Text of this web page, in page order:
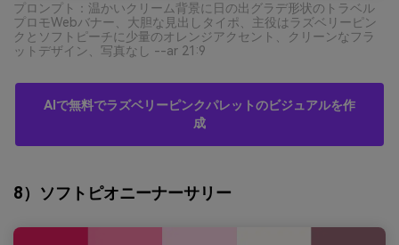
プロンプト：温かいクリーム背景に日の出グラデ形状のトラベル
プロモWebバナー、大胆な見出しタイポ、主役はラズベリーピン
クとソフトピーチに少量のオレンジアクセント、クリーンなフラ
ットデザイン、写真なし --ar 21:9
AIで無料でラズベリーピンクパレットのビジュアルを作
成
8）ソフトピオニーナーサリー